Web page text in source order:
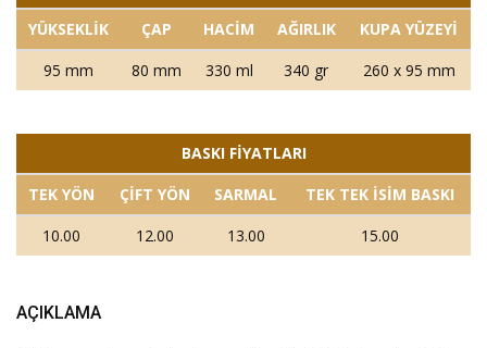
YÜKSEKLİK
ÇAP HACİM AĞIRLIK
KUPA YÜZEYİ
95 mm
80 mm 330 ml 340 gr 260 x 95 mm
BASKI FİYATLARI
TEK YÖN
ÇİFT YÖN SARMAL
TEK TEK İSİM BASKI
10.00
12.00 13.00 15.00
AÇIKLAMA